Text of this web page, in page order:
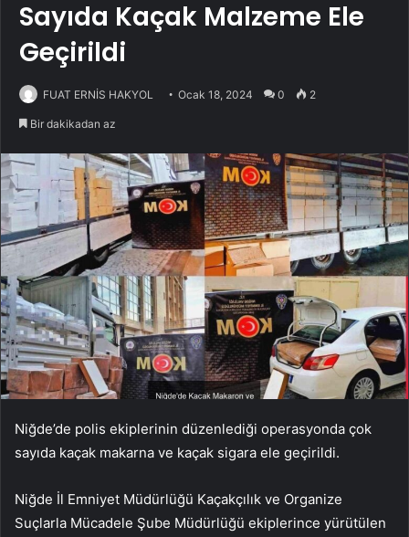
Sayıda Kaçak Malzeme Ele
Geçirildi
FUAT ERNİS HAKYOL Ocak 18, 2024 0 2
Bir dakikadan az
Niğde’de polis ekiplerinin düzenlediği operasyonda çok
sayıda kaçak makarna ve kaçak sigara ele geçirildi.
Niğde İl Emniyet Müdürlüğü Kaçakçılık ve Organize
Suçlarla Mücadele Şube Müdürlüğü ekiplerince yürütülen